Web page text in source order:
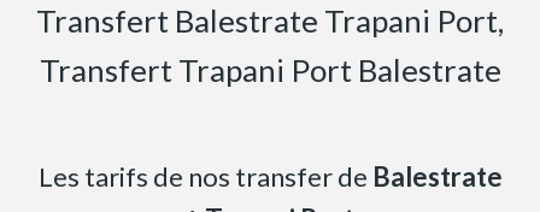
Transfert Balestrate Trapani Port,
Transfert Trapani Port Balestrate
Les tarifs de nos transfer de Balestrate